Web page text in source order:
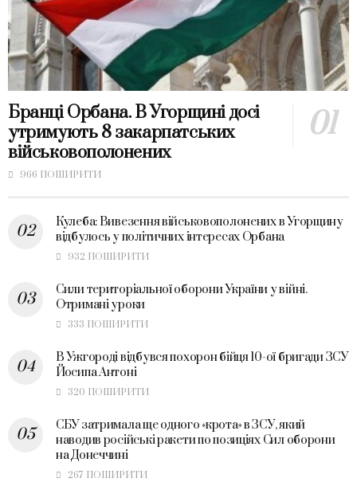
Бранці Орбана. В Угорщині досі
утримують 8 закарпатських
військовополонених
966 ПОШИРИТИ
Кулеба: Вивезення військовополонених в Угорщину
відбулось у політичних інтересах Орбана
932 ПОШИРИТИ
Сили територіальної оборони України у війні.
Отримані уроки
333 ПОШИРИТИ
В Ужгороді відбувся похорон бійця 10-ої бригади ЗСУ
Йосипа Антоні
320 ПОШИРИТИ
СБУ затримала ще одного «крота» в ЗСУ, який
наводив російські ракети по позиціях Сил оборони
на Донеччині
267 ПОШИРИТИ